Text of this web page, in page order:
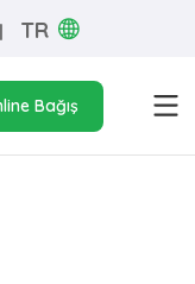
| TR
Bağış